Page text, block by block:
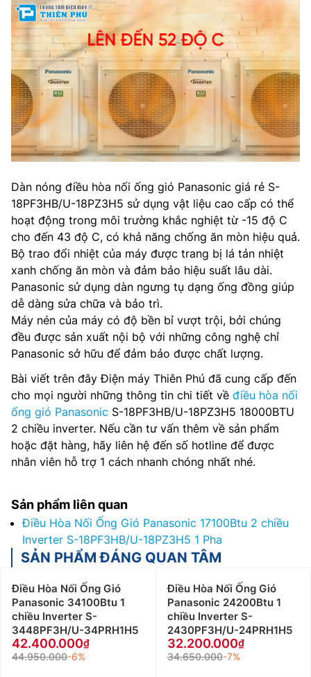
Dàn nóng điều hòa nối ống gió Panasonic giá rẻ S-
18PF3HB/U-18PZ3H5 sử dụng vật liệu cao cấp có thể
hoạt động trong môi trường khắc nghiệt từ -15 độ C
cho đến 43 độ C, có khả năng chống ăn mòn hiệu quả.
Bộ trao đổi nhiệt của máy được trang bị lá tản nhiệt
xanh chống ăn mòn và đảm bảo hiệu suất lâu dài.
Panasonic sử dụng dàn ngưng tụ dạng ống đồng giúp
dễ dàng sửa chữa và bảo trì.
Máy nén của máy có độ bền bỉ vượt trội, bởi chúng
đều được sản xuất nội bộ với những công nghệ chỉ
Panasonic sở hữu để đảm bảo được chất lượng.
Bài viết trên đây Điện máy Thiên Phú đã cung cấp đến
cho mọi người những thông tin chi tiết về điều hòa nối
ống gió Panasonic S-18PF3HB/U-18PZ3H5 18000BTU
2 chiều inverter. Nếu cần tư vấn thêm về sản phẩm
hoặc đặt hàng, hãy liên hệ đến số hotline để được
nhân viên hỗ trợ 1 cách nhanh chóng nhất nhé.
Sản phẩm liên quan
Điều Hòa Nối Ống Gió Panasonic 17100Btu 2 chiều
Inverter S-18PF3HB/U-18PZ3H5 1 Pha
SẢN PHẨM ĐÁNG QUAN TÂM
Điều Hòa Nối Ống Gió
Panasonic 34100Btu 1
chiều Inverter S-
3448PF3H/U-34PRH1H5
42.400.000
44.950.000-6%
Điều Hòa Nối Ống Gió
Panasonic 24200Btu 1
chiều Inverter S-
2430PF3H/U-24PRH1H5
32.200.000
34.650.000-7%